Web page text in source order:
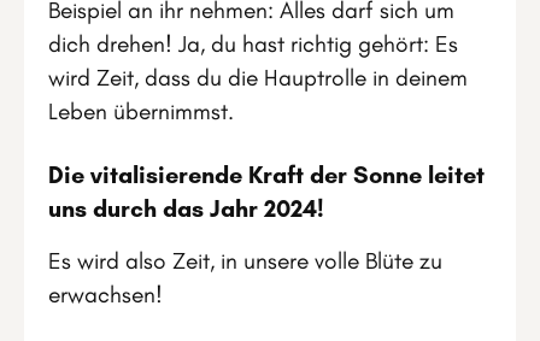
Beispiel an ihr nehmen: Alles darf sich um
dich drehen! Ja, du hast richtig gehört: Es
wird Zeit, dass du die Hauptrolle in deinem
Leben übernimmst.
Die vitalisierende Kraft der Sonne leitet
uns durch das Jahr 2024!
Es wird also Zeit, in unsere volle Blüte zu
erwachsen!